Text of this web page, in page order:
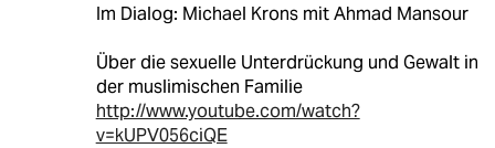
Im Dialog: Michael Krons mit Ahmad Mansour
Über die sexuelle Unterdrückung und Gewalt in
der muslimischen Familie
http://www.youtube.com/watch?
v=kUPV056ciQE